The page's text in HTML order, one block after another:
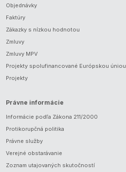
Objednávky
Faktúry
Zákazky s nízkou hodnotou
Zmluvy
Zmluvy MPV
Projekty spolufinancované Európskou úniou
Projekty
Právne informácie
Informácie podľa Zákona 211/2000
Protikorupčná politika
Právne služby
Verejné obstarávanie
Zoznam utajovaných skutočností